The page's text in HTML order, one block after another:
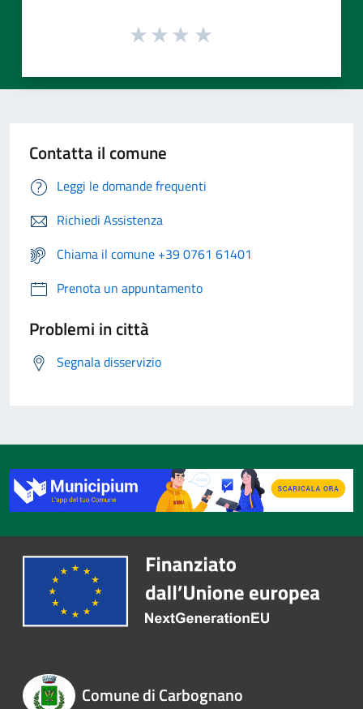
Contatta il comune
Leggi le domande frequenti
Richiedi Assistenza
Chiama il comune +39 0761 61401
Prenota un appuntamento
Problemi in città
Segnala disservizio
Comune di Carbognano